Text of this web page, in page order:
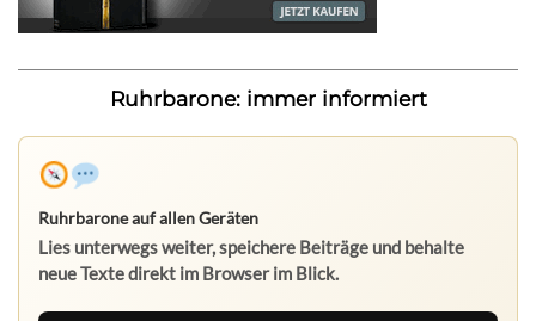
Ruhrbarone: immer informiert
Ruhrbarone auf allen Geräten
Lies unterwegs weiter, speichere Beiträge und behalte
neue Texte direkt im Browser im Blick.